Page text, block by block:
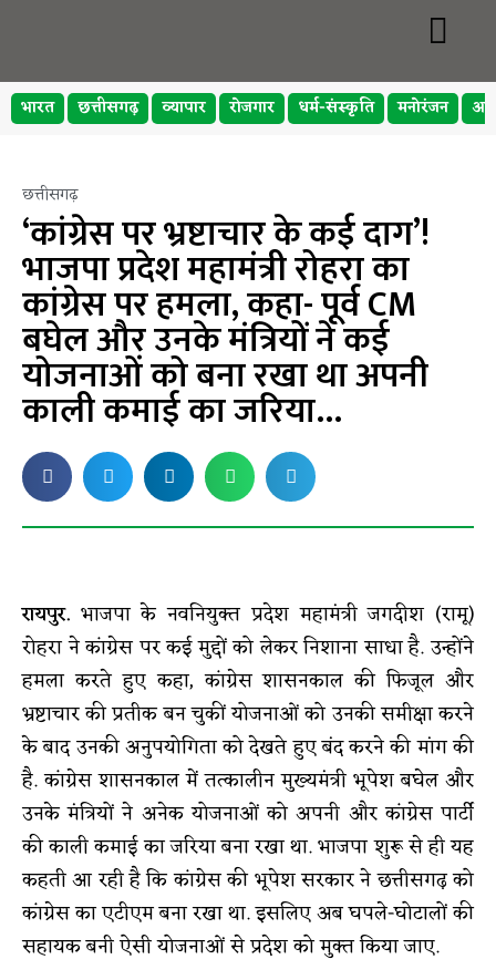
भारत छत्तीसगढ़ व्यापार रोजगार धर्म-संस्कृति मनोरंजन
छत्तीसगढ़
‘कांग्रेस पर भ्रष्टाचार के कई दाग’!
भाजपा प्रदेश महामंत्री रोहरा का
कांग्रेस पर हमला, कहा- पूर्व CM
बघेल और उनके मंत्रियों ने कई
योजनाओं को बना रखा था अपनी
काली कमाई का जरिया…
रायपुर. भाजपा के नवनियुक्त प्रदेश महामंत्री जगदीश (रामू)
रोहरा ने कांग्रेस पर कई मुद्दों को लेकर निशाना साधा है. उन्होंने
हमला करते हुए कहा, कांग्रेस शासनकाल की फिजूल और
भ्रष्टाचार की प्रतीक बन चुकीं योजनाओं को उनकी समीक्षा करने
के बाद उनकी अनुपयोगिता को देखते हुए बंद करने की मांग की
है. कांग्रेस शासनकाल में तत्कालीन मुख्यमंत्री भूपेश बघेल और
उनके मंत्रियों ने अनेक योजनाओं को अपनी और कांग्रेस पार्टी
की काली कमाई का जरिया बना रखा था. भाजपा शुरू से ही यह
कहती आ रही है कि कांग्रेस की भूपेश सरकार ने छत्तीसगढ़ को
कांग्रेस का एटीएम बना रखा था. इसलिए अब घपले-घोटालों की
सहायक बनी ऐसी योजनाओं से प्रदेश को मुक्त किया जाए.